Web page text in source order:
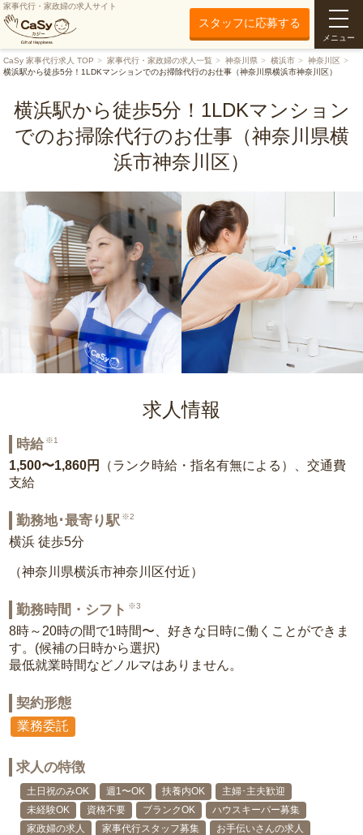
家事代行・家政婦の求人サイト
スタッフに応募する
メニュー
CaSy 家事代行求人 TOP 家事代行・家政婦の求人一覧 神奈川県 横浜市
神奈川区
横浜駅から徒歩5分！1LDKマンションでのお掃除代行のお仕事（神奈川県横浜市神奈川区）
横浜駅から徒歩5分！1LDKマンション
でのお掃除代行のお仕事（神奈川県横
浜市神奈川区）
求人情報
時給 ※1
1,500〜1,860円
（ランク時給・指名有無による）、交通費
支給
勤務地･最寄り駅 ※2
横浜 徒歩5分
（神奈川県横浜市神奈川区付近）
勤務時間・シフト ※3
8時～20時の間で1時間〜、好きな日時に働くことができま
す。(候補の日時から選択)
最低就業時間などノルマはありません。
契約形態
業務委託
求人の特徴
土日祝のみOK 週1〜OK 扶養内OK
主婦･主夫歓迎
未経験OK
資格不要 ブランクOK
ハウスキーパー募集
家政婦の求人
家事代行スタッフ募集
お手伝いさんの求人